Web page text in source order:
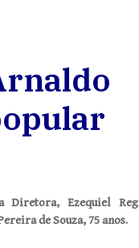
Diretora, Ezequiel
de Souza, 75 anos.